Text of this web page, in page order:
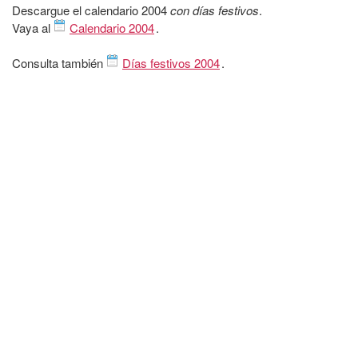
Descargue el calendario 2004con días festivos.
Vaya al
Calendario 2004.
Consulta también Días festivos 2004.